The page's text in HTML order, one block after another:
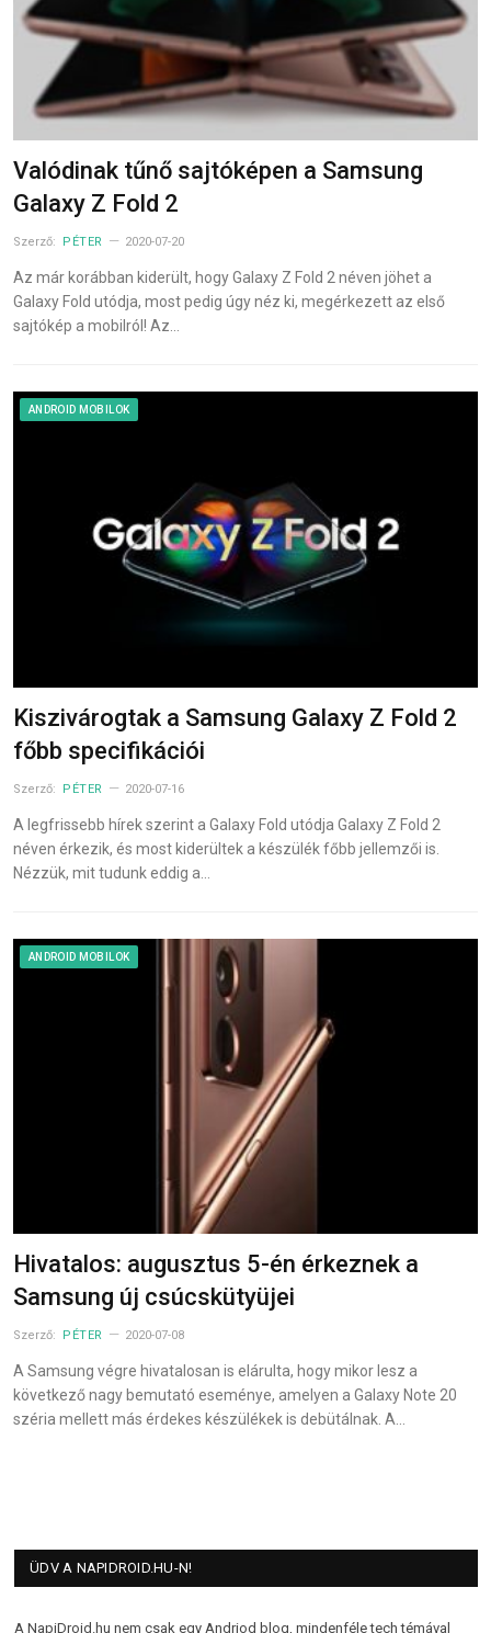
Valódinak tűnő sajtóképen a Samsung
Galaxy Z Fold 2
Szerző: PÉTER 2020-07-20
Az már korábban kiderült, hogy Galaxy Z Fold 2 néven jöhet a
Galaxy Fold utódja, most pedig úgy néz ki, megérkezett az első
sajtókép a mobilról! Az…
ANDROID MOBILOK
Kiszivárogtak a Samsung Galaxy Z Fold 2
főbb specifikációi
Szerző: PÉTER 2020-07-16
A legfrissebb hírek szerint a Galaxy Fold utódja Galaxy Z Fold 2
néven érkezik, és most kiderültek a készülék főbb jellemzői is.
Nézzük, mit tudunk eddig a…
ANDROID MOBILOK
Hivatalos: augusztus 5-én érkeznek a
Samsung új csúcskütyüjei
Szerző: PÉTER 2020-07-08
A Samsung végre hivatalosan is elárulta, hogy mikor lesz a
következő nagy bemutató eseménye, amelyen a Galaxy Note 20
széria mellett más érdekes készülékek is debütálnak. A…
ÜDV A NAPIDROID.HU-N!
A NapiDroid.hu nem csak egy Andriod blog, mindenféle tech témával